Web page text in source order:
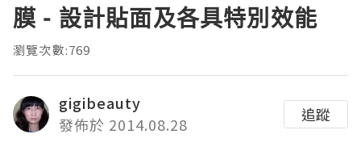
膜 - 設計貼面及各具特別效能
瀏覽次數:769
gigibeauty
發佈於 2014.08.28
追蹤